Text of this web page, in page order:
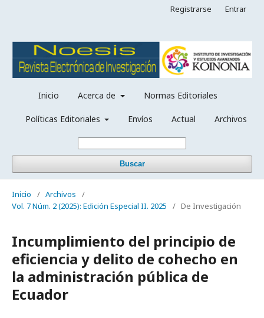
Inicio Acerca de Normas Editoriales
Políticas Editoriales Envíos Actual Archivos
Buscar
Registrarse Entrar
Inicio / Archivos
/
Vol. 7 Núm. 2 (2025): Edición Especial II. 2025
/ De Investigación
Incumplimiento del principio de
eficiencia y delito de cohecho en
la administración pública de
Ecuador